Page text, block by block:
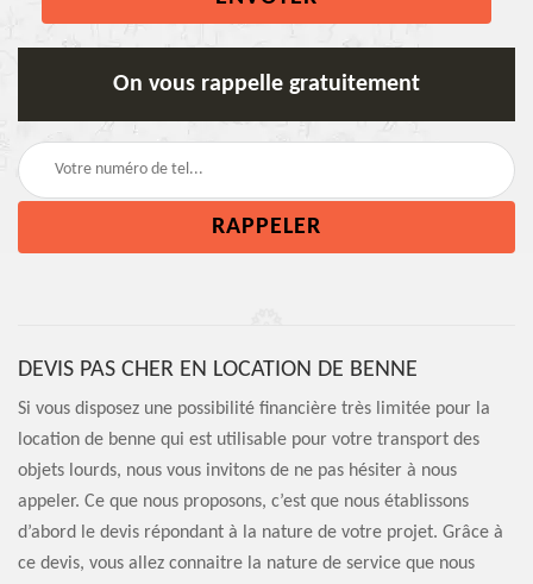
On vous rappelle gratuitement
DEVIS PAS CHER EN LOCATION DE BENNE
Si vous disposez une possibilité financière très limitée pour la
location de benne qui est utilisable pour votre transport des
objets lourds, nous vous invitons de ne pas hésiter à nous
appeler. Ce que nous proposons, c’est que nous établissons
d’abord le devis répondant à la nature de votre projet. Grâce à
ce devis, vous allez connaitre la nature de service que nous